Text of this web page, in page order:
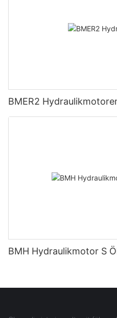
BMER2
BMH Hydraulikmotor S